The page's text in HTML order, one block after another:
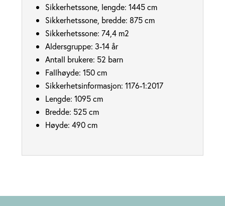
Sikkerhetssone, lengde: 1445 cm
Sikkerhetssone, bredde: 875 cm
Sikkerhetssone: 74,4 m2
Aldersgruppe: 3-14 år
Antall brukere: 52 barn
Fallhøyde: 150cm
Sikkerhetsinformasjon: 1176-1:2017
Lengde: 1095 cm
Bredde: 525cm
Høyde: 490cm